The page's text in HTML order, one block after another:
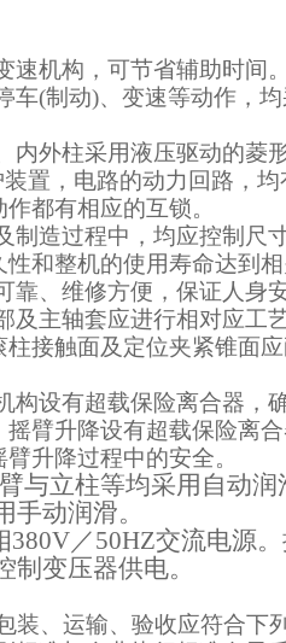
速机构，可节省辅助时间
车(制动)、变速等动作，
内外柱采用液压驱动的菱
置，电路的动力回路，
都有相应的互锁。
制造过程中，均应控制尺
性和整机的使用寿命达到
靠、维修方便，保证人身
及主轴套应进行相对应工
柱接触面及定位夹紧锥面
构设有超载保险离合器，
摇臂升降设有超载保险离
升降过程中的安全。
与立柱等均采用自动
手动润滑。
380V／50HZ交流电源
制变压器供电。
装、运输、验收应符合下